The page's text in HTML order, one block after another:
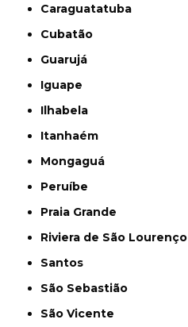
Caraguatatuba
Cubatão
Guarujá
Iguape
Ilhabela
Itanhaém
Mongaguá
Peruíbe
Praia Grande
Riviera de São Lourenço
Santos
São Sebastião
São Vicente